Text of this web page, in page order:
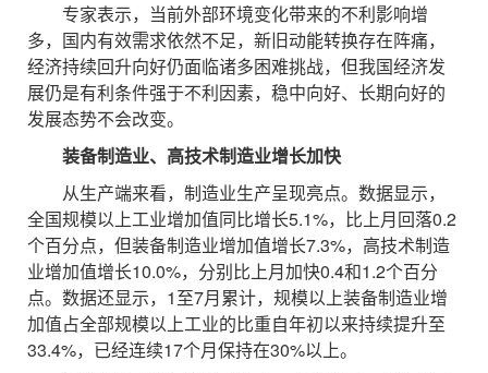
专家表示，当前外部环境变化带来的不利影响增
多，国内有效需求依然不足，新旧动能转换存在阵痛，
经济持续回升向好仍面临诸多困难挑战，但我国经济发
展仍是有利条件强于不利因素，稳中向好、长期向好的
发展态势不会改变。
装备制造业、高技术制造业增长加快
从生产端来看，制造业生产呈现亮点。数据显示，
全国规模以上工业增加值同比增长5.1%，比上月回落0.2
个百分点，但装备制造业增加值增长7.3%，高技术制造
业增加值增长10.0%，分别比上月加快0.4和1.2个百分
点。数据还显示，1至7月累计，规模以上装备制造业增
加值占全部规模以上工业的比重自年初以来持续提升至
33.4%，已经连续17个月保持在30%以上。